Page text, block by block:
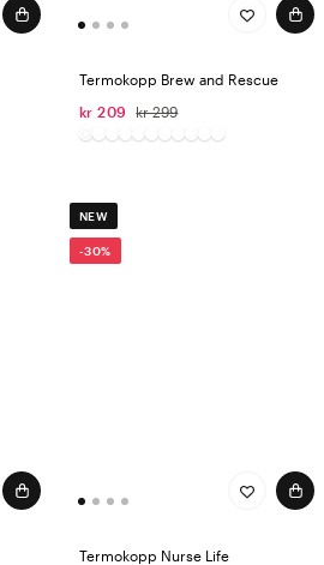
Termokopp Brew and Rescue​
kr 209
kr 299
NEW
-30%
Termokopp Nurse Life​